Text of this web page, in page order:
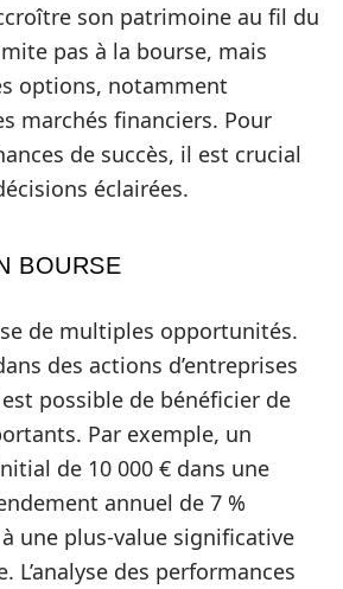
son patrimoine au fil du
pas à la bourse, mais
options, notamment
marchés financiers. Pour
de succès, il est crucial
éclairées.
BOURSE
de multiples opportunités.
des actions d’entreprises
possible de bénéficier de
Par exemple, un
de 10 000 € dans une
annuel de 7 %
une plus-value significative
L’analyse des performances